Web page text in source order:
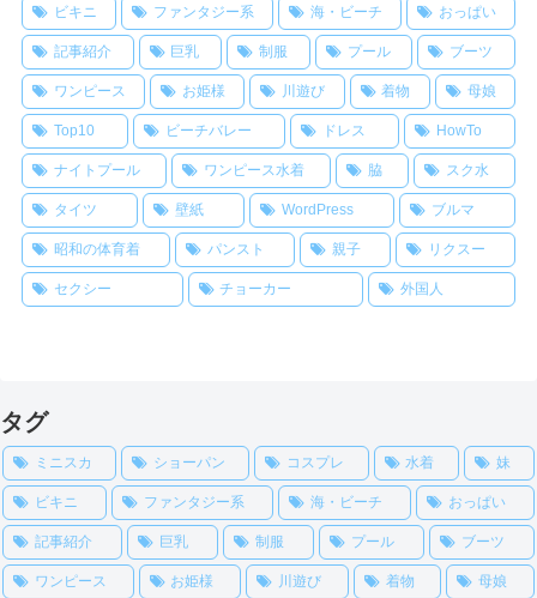
ビキニ ファンタジー系 海・ビーチ おっぱい
記事紹介 巨乳 制服 プール ブーツ
ワンピース お姫様 川遊び 着物 母娘
Top10 ビーチバレー ドレス HowTo
ナイトプール ワンピース水着 脇 スク水
タイツ 壁紙 WordPress ブルマ
昭和の体育着 パンスト 親子 リクスー
セクシー チョーカー 外国人
タグ
ミニスカ ショーパン コスプレ 水着 妹
ビキニ ファンタジー系 海・ビーチ おっぱい
記事紹介 巨乳 制服 プール ブーツ
ワンピース お姫様 川遊び 着物 母娘